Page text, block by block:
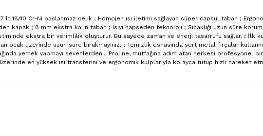
lt 18/10 Cr-Ni paslanmaz çelik ; Homojen ısı iletimi sağlayan süper capsül taban ;
kapak ; 8 mm ekstra kalın taban ; Isıyı hapseden teknoloji ; Sıcaklığı uzun süre
ekstra bir verimlilik oluşturur. Bu sayede zaman ve enerji tasarrufu sağlar. ; İlk
ocak üzerinde uzun süre bırakmayınız. ; Temizlik esnasında sert metal fırçalar
yemek yapmayı sevenlerden... Proline, mutfağına adım atan herkesi profesyonel
en yüksek ısı transferini ve ergonomik kulplarıyla kolayca tutup hızlı hareket